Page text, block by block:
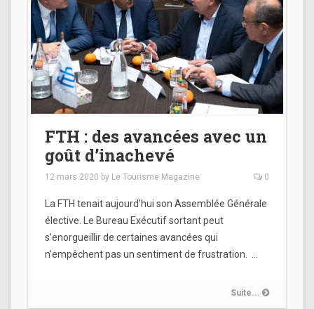
FTH : des avancées avec un
goût d’inachevé
12 mars 2020 by Le Tourisme Magazine 0
La FTH tenait aujourd’hui son Assemblée Générale
élective. Le Bureau Exécutif sortant peut
s’enorgueillir de certaines avancées qui
n’empêchent pas un sentiment de frustration. …
Suite...